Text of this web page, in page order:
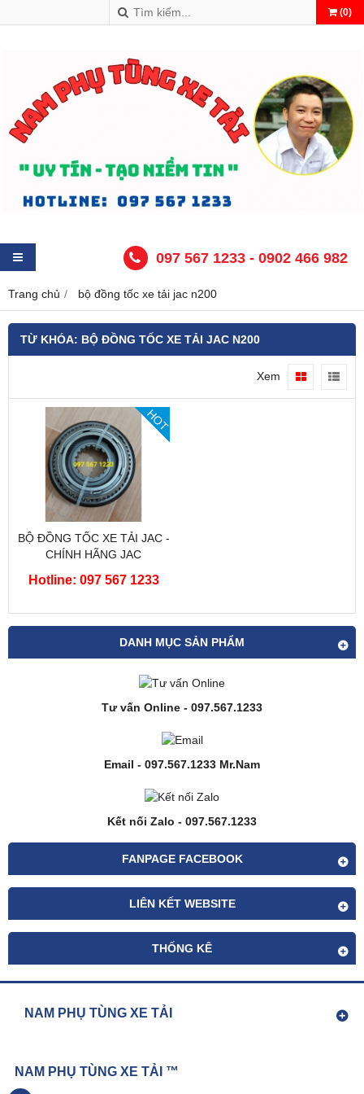
(0)
097 567 1233 - 0902 466 982
Trang chủ bộ đồng tốc xe tải jac n200
DANH MỤC SẢN PHẨM
Tư vấn Online - 097.567.1233
Email - 097.567.1233 Mr.Nam
Kết nối Zalo - 097.567.1233
FANPAGE FACEBOOK
LIÊN KẾT WEBSITE
THỐNG KÊ
TỪ KHÓA: BỘ ĐỒNG TỐC XE TẢI JAC N200
Xem
HOT
BỘ ĐỒNG TỐC XE TẢI JAC -
CHÍNH HÃNG JAC
Hotline: 097 567 1233
NAM PHỤ TÙNG XE TẢI
NAM PHỤ TÙNG XE TẢI ™